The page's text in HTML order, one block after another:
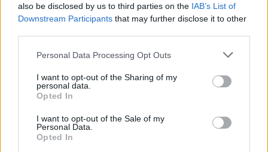
also be disclosed by us to third parties on the IAB’s List of
Downstream Participants that may further disclose it to other
Please note that this website/app uses one or more Google
not limited to your visit or usage behaviour. You may click to
grant or deny consent to Google and its third-party tags to
use your data for below specified purposes in below Google
consent section.
Personal Data Processing Opt Outs
I want to opt-out of the Sharing of my
personal data.
Opted In
I want to opt-out of the Sale of my
Personal Data.
Opted In
Όταν ενεργοποιήσεις το A/C, θυμήσου δύο
χρυσούς κανόνες:
Γύρισε τους αεραγωγούς προς τα πάνω: Ο ζεστός
αέρας ανεβαίνει. Στρέφοντας τη ροή προς την